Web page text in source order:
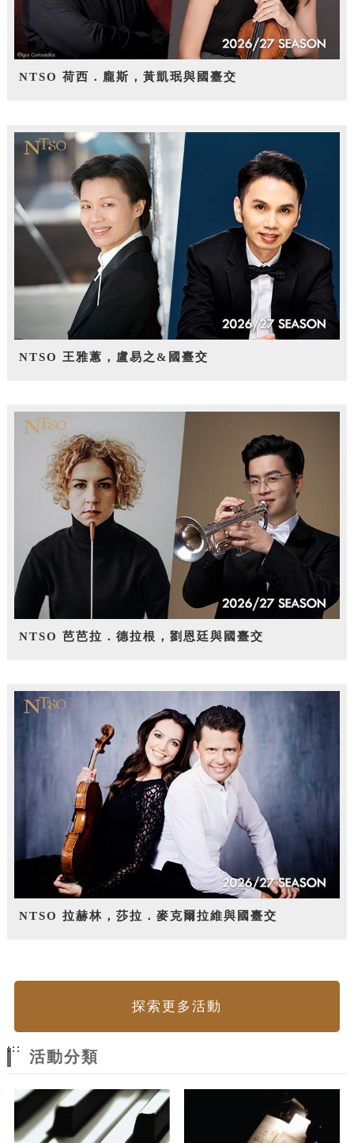
NTSO 荷西．龐斯，黃凱珉與國臺交
NTSO 王雅蕙，盧易之&國臺交
NTSO 芭芭拉．德拉根，劉恩廷與國臺交
NTSO 拉赫林，莎拉．麥克爾拉維與國臺交
探索更多活動
:::
活動分類